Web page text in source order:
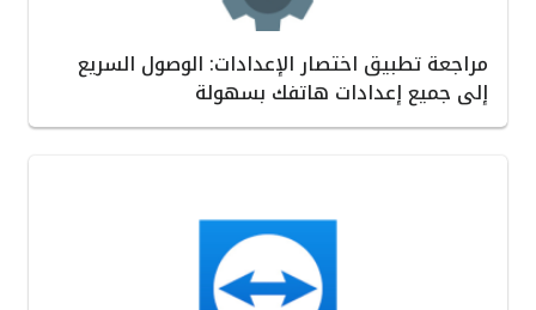
مراجعة تطبيق اختصار الإعدادات: الوصول السريع
إلى جميع إعدادات هاتفك بسهولة